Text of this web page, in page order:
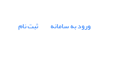
ورود به سامانه ثبت نام